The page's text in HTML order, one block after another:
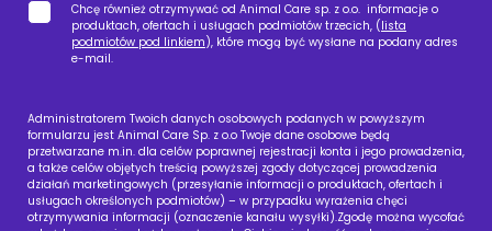
Chcę również otrzymywać od Animal Care sp. z o.o. informacje o
produktach, ofertach i usługach podmiotów trzecich, (lista
podmiotów pod linkiem), które mogą być wysłane na podany adres
e-mail.
Administratorem Twoich danych osobowych podanych w powyższym
formularzu jest Animal Care Sp. z o.o Twoje dane osobowe będą
przetwarzane m.in. dla celów poprawnej rejestracji konta i jego prowadzenia,
a także celów objętych treścią powyższej zgody dotyczącej prowadzenia
działań marketingowych (przesyłanie informacji o produktach, ofertach i
usługach określonych podmiotów) – w przypadku wyrażenia chęci
otrzymywania informacji (oznaczenie kanału wysyłki).Zgodę można wycofać